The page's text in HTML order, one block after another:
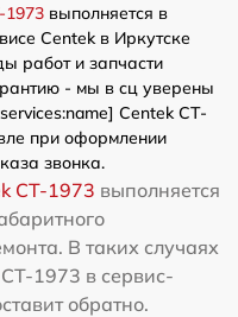
1973 выполняется в
Centek в Иркутске
работ и запчасти
- мы в сц уверены
Centek CT-
при оформлении
звонка.
CT-1973 выполняется
В таких случаях
1973 в сервис-
обратно.